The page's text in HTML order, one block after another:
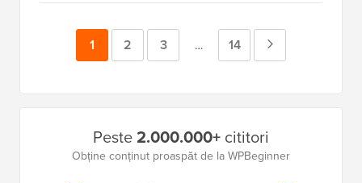
Pagina
1 Pagina
2 Pagina
3
Pagini
intermediare
… Pagina
14
principală
Peste2.000.000+ cititori
Obține conținut proaspăt de la WPBeginner